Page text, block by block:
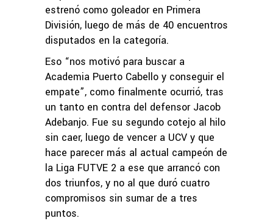
estrenó como goleador en Primera
División, luego de más de 40 encuentros
disputados en la categoría.
Eso “nos motivó para buscar a
Academia Puerto Cabello y conseguir el
empate”, como finalmente ocurrió, tras
un tanto en contra del defensor Jacob
Adebanjo. Fue su segundo cotejo al hilo
sin caer, luego de vencer a UCV y que
hace parecer más al actual campeón de
la Liga FUTVE 2 a ese que arrancó con
dos triunfos, y no al que duró cuatro
compromisos sin sumar de a tres
puntos.